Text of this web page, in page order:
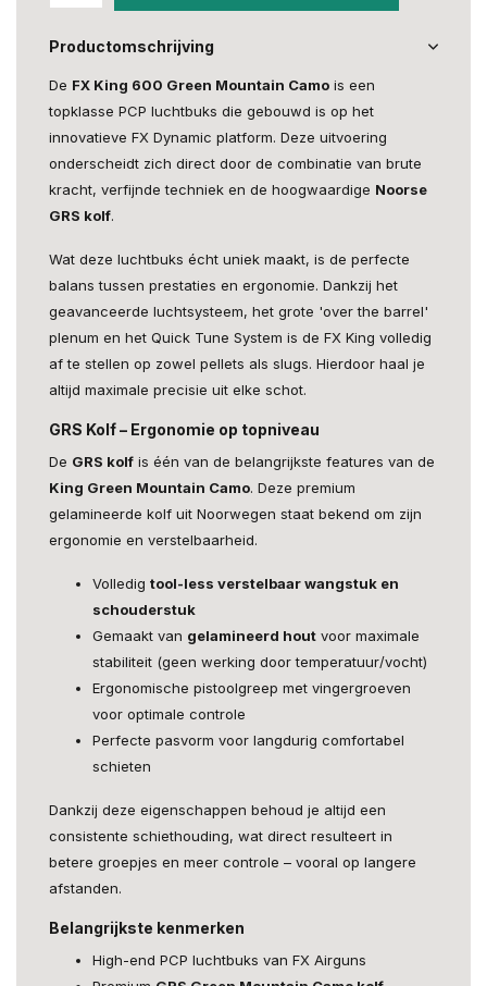
Productomschrijving
De FX King 600 Green Mountain Camo is een
topklasse PCP luchtbuks die gebouwd is op het
innovatieve FX Dynamic platform. Deze uitvoering
onderscheidt zich direct door de combinatie van brute
kracht, verfijnde techniek en de hoogwaardige Noorse
GRS kolf.
Wat deze luchtbuks écht uniek maakt, is de perfecte
balans tussen prestaties en ergonomie. Dankzij het
geavanceerde luchtsysteem, het grote 'over the barrel'
plenum en het Quick Tune System is de FX King volledig
af te stellen op zowel pellets als slugs. Hierdoor haal je
altijd maximale precisie uit elke schot.
GRS Kolf – Ergonomie op topniveau
De GRS kolf is één van de belangrijkste features van de
King Green Mountain Camo. Deze premium
gelamineerde kolf uit Noorwegen staat bekend om zijn
ergonomie en verstelbaarheid.
Volledig tool-less verstelbaar wangstuk en
schouderstuk
Gemaakt van gelamineerd hout voor maximale
stabiliteit (geen werking door temperatuur/vocht)
Ergonomische pistoolgreep met vingergroeven
voor optimale controle
Perfecte pasvorm voor langdurig comfortabel
schieten
Dankzij deze eigenschappen behoud je altijd een
consistente schiethouding, wat direct resulteert in
betere groepjes en meer controle – vooral op langere
afstanden.
Belangrijkste kenmerken
High-end PCP luchtbuks van FX Airguns